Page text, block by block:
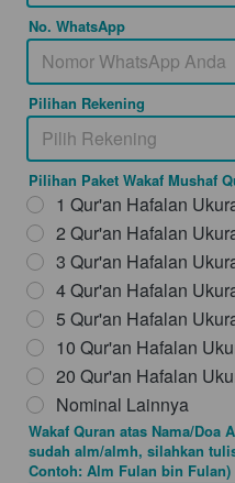
No. WhatsApp
Pilihan Rekening
Pilih Rekening
Pilihan Paket Wakaf Mushaf
1 Qur'an Hafalan
2 Qur'an Hafalan
3 Qur'an Hafalan
4 Qur'an Hafalan
5 Qur'an Hafalan
10 Qur'an Hafalan
20 Qur'an Hafalan
Nominal Lainnya
Wakaf Quran atas Nama/Doa
sudah alm/almh, silahkan
Contoh: Alm Fulan bin Fulan)